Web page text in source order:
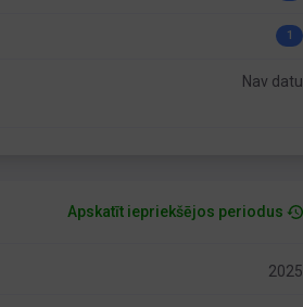
1
Nav datu
Apskatīt iepriekšējos periodus
2025